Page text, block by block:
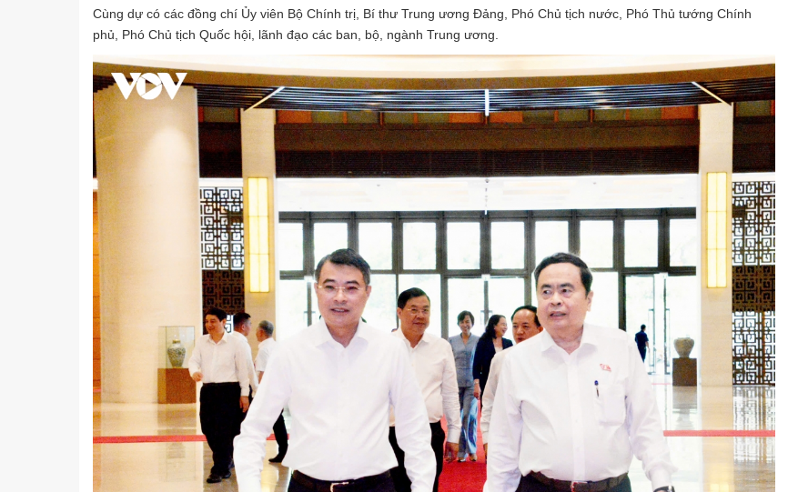
Cùng dự có các đồng chí Ủy viên Bộ Chính trị, Bí thư Trung ương Đảng, Phó Chủ tịch nước, Phó Thủ tướng Chính
phủ, Phó Chủ tịch Quốc hội, lãnh đạo các ban, bộ, ngành Trung ương.